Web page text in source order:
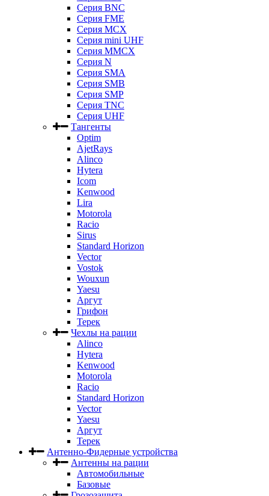
Серия BNC
Серия FME
Серия MCX
Серия mini UHF
Серия MMCX
Серия N
Серия SMA
Серия SMB
Серия SMP
Серия TNC
Серия UHF
Тангенты
Optim
AjetRays
Alinco
Hytera
Icom
Kenwood
Lira
Motorola
Racio
Sirus
Standard Horizon
Vector
Vostok
Wouxun
Yaesu
Аргут
Грифон
Терек
Чехлы на рации
Alinco
Hytera
Kenwood
Motorola
Racio
Standard Horizon
Vector
Yaesu
Аргут
Терек
Антенно-Фидерные устройства
Антенны на рации
Автомобильные
Базовые